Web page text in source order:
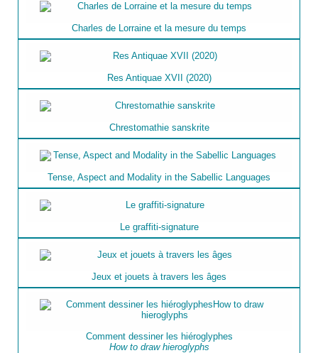
Charles de Lorraine et la mesure du temps
Res Antiquae XVII (2020)
Chrestomathie sanskrite
Tense, Aspect and Modality in the Sabellic Languages
Le graffiti-signature
Jeux et jouets à travers les âges
Comment dessiner les hiéroglyphes
How to draw hieroglyphs